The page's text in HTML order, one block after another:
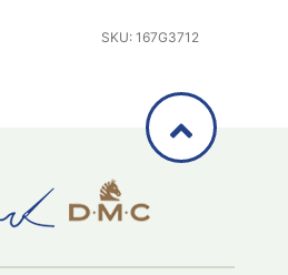
SKU: 167G3712